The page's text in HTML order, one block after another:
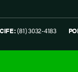
(81) 3032-4183